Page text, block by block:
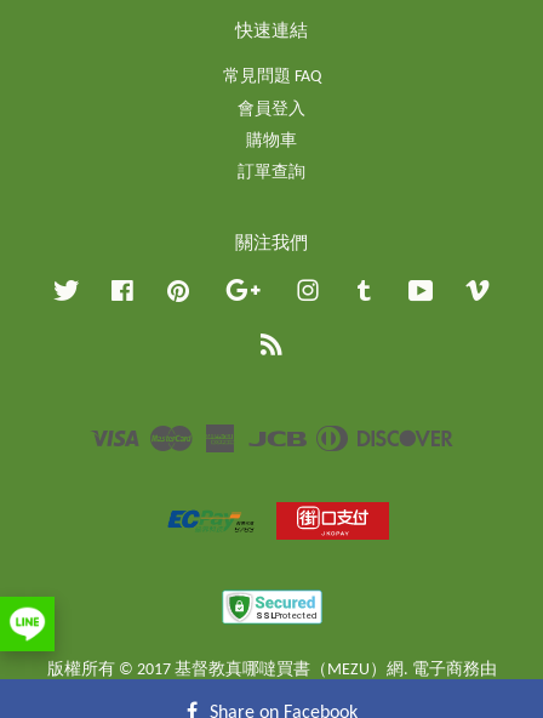
快速連結
常見問題 FAQ
會員登入
購物車
訂單查詢
關注我們
Twitter Facebook Pinterest Google InstagramTumblr YouTube
Visa Master
American
JCB
Diners
版權所有 © 2017 基督教真哪噠買書（MEZU）網. 電子商務由
Share on Facebook